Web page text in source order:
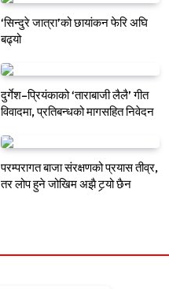
‘सिन्दुरे जात्रा’को छायांकन फेरि अघि
बढ्यो
दुर्गेश–प्रियंकाको ‘ताराबाजी लैलै’ गीत
विवादमा, प्रतिबन्धको मागसहित निवेदन
परम्परागत बाजा संरक्षणको प्रयास तीव्र,
तर लोप हुने जोखिम अझै टर्‍यो छैन